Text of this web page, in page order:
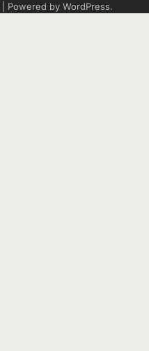
| Powered by WordPress.